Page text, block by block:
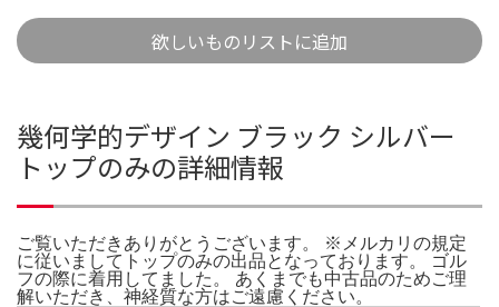
欲しいものリストに追加
幾何学的デザイン ブラック シルバー
トップのみの詳細情報
ご覧いただきありがとうございます。 ※メルカリの規定
に従いましてトップのみの出品となっております。 ゴル
フの際に着用してました。 あくまでも中古品のためご理
解いただき、神経質な方はご遠慮ください。